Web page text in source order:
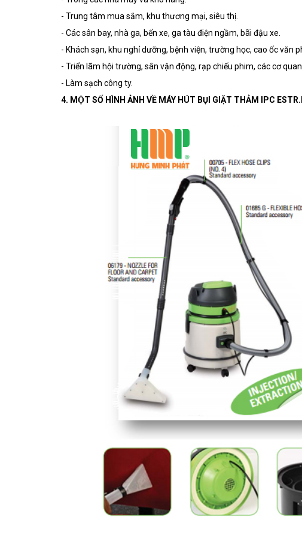
- Trung tâm mua sắm, khu thương mại, siêu thị.
- Các sân bay, nhà ga, bến xe, ga tàu điện ngầm, bãi đậu xe.
- Khách sạn, khu nghỉ dưỡng, bệnh viện, trường học, cao ốc văn
- Triển lãm hội trường, sân vận động, rạp chiếu phim, các cơ quan
- Làm sạch công ty.
4. MỘT SỐ HÌNH ẢNH VỀ MÁY HÚT BỤI GIẶT THẢM IPC